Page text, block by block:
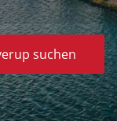
suchen